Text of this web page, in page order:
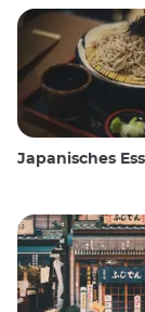
Japanisches